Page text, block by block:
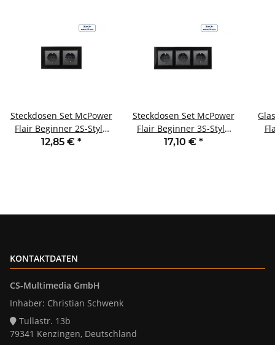
Steckdosen Set McPower
Flair Beginner 2S-Style
Profi anthrazit
12,85 € *
Steckdosen Set McPower
Flair Beginner 3S-Style
Profi anthrazit
17,10 € *
KONTAKTDATEN
CS-Multimedia GmbH
Inhaber: Christian Schwenk
Tullastr. 13b
79341 Kenzingen, Deutschland